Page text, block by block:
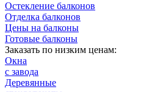
Остекление балконов
Отделка балконов
Цены на балконы
Готовые балконы
Заказать по низким ценам:
Окна
с завода
Деревянные